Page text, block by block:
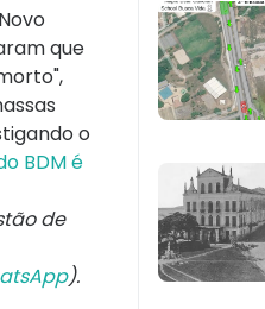
que
o
BDM é
de
).